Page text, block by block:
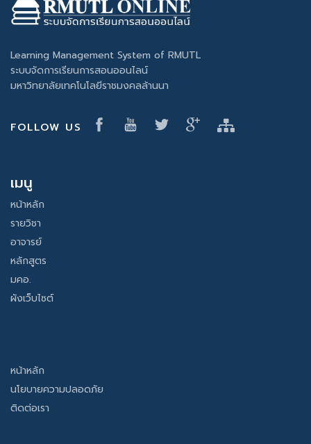
Learning Management System of RMUTL
ระบบจัดการเรียนการสอนออนไลน์
มหาวิทยาลัยเทคโนโลยีราชมงคลล้านนา
FOLLOW US
เมนู
หน้าหลัก
รายวิชา
อาจารย์
หลักสูตร
มคอ.
ผังเว็บไซต์
หน้าหลัก
นโยบายความปลอดภัย
ติดต่อเรา